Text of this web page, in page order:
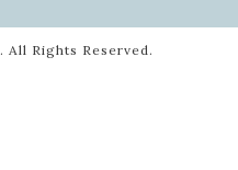
. All Rights Reserved.